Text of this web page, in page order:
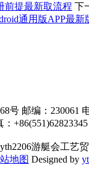
前提最新取流程 下
通用版APP最新
号 邮编：230061
+86(551)62823345
游艇会工艺
地图 Designed by